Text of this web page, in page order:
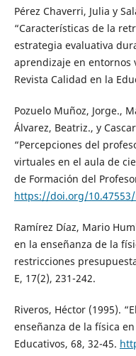
Pérez Chaverri, Julia y
“Características de la
estrategia evaluativa
aprendizaje en entornos
Revista Calidad en la
Pozuelo Muñoz, Jorge.,
Álvarez, Beatriz., y
“Percepciones del
virtuales en el aula de
de Formación del
https://doi.org/
Ramírez Díaz, Mario
en la enseñanza de la
restricciones
E, 17(2), 231-242.
Riveros, Héctor (1995).
enseñanza de la física
Educativos, 68, 32-45.